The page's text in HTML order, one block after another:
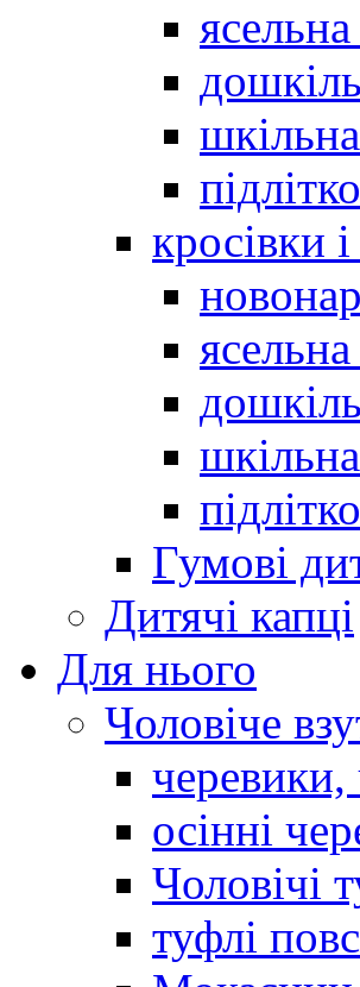
кросівки
Гумові
Дитячі капці
Для нього
Чоловіче
черевики,
осінні
Чоловічі
туфлі